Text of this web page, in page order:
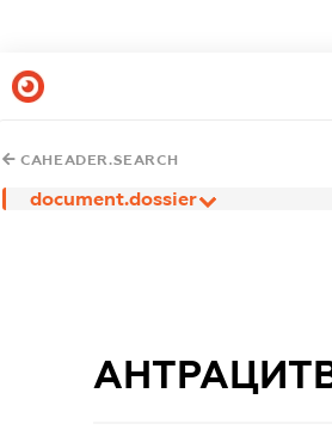
CAHEADER.SEARCH
document.dossier